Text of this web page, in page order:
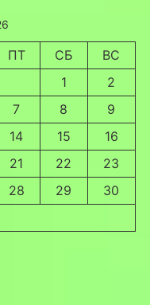
ПТ СБ
ВС
1
2
7 8
9
14 15
16
21 22
23
28 29
30